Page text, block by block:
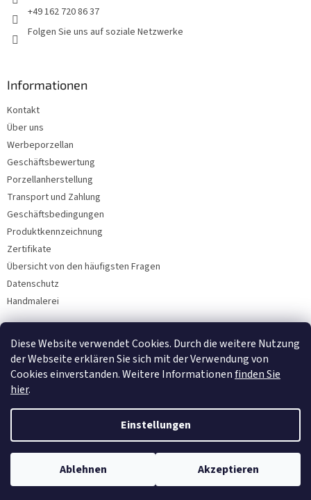
Diese Website verwendet Cookies. Durch die weitere Nutzung
der Webseite erklären Sie sich mit der Verwendung von
Cookies einverstanden. Weitere Informationenfinden Sie
hier.
Einstellungen
Ablehnen Akzeptieren
+49 162 720 86 37
Folgen Sie uns auf soziale Netzwerke
Informationen
Kontakt
Über uns
Werbeporzellan
Geschäftsbewertung
Porzellanherstellung
Transport und Zahlung
Geschäftsbedingungen
Produktkennzeichnung
Zertifikate
Übersicht von den häufigsten Fragen
Datenschutz
Handmalerei
Facebook
Copyright 2026Bohemia Porzellan 1987 . Alle Rechte vorbehalten.